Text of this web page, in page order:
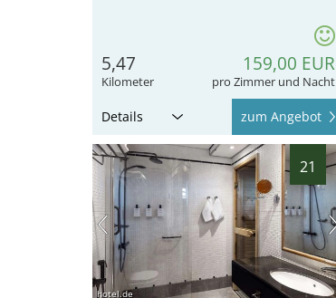
5,47
Kilometer
159,00 EUR
pro Zimmer und Nacht
Details zum Angebot
21
hotel.de